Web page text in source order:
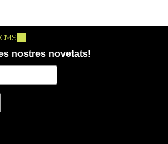
external)
nostres novetats!